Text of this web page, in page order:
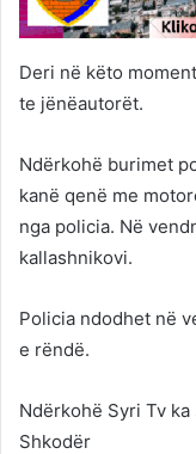
Deri në këto
te jënëautorët.
Ndërkohë burimet
kanë qenë me
nga policia. Në
kallashnikovi.
Policia ndodhet në
e rëndë.
Ndërkohë Syri Tv
Shkodër